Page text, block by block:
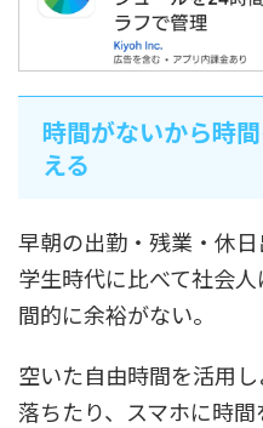
時間がないから時
える
早朝の出勤・残業・休日
学生時代に比べて社会
間的に余裕がない。
空いた自由時間を活用
落ちたり、スマホに時間